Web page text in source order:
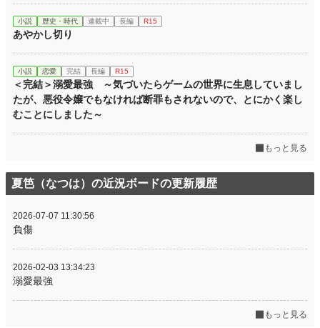
小説 歴史・時代 連載中 長編 R15
あやかし切り
小説 恋愛 完結 長編 R15
＜完結＞溺愛最強 ～気づいたらゲームの世界に生息していまし
たが、悪役令嬢でもなければ断罪もされないので、とにかく楽し
むことにしました～
もっと見る
夏笆（なつは）の近況ボードの更新履歴
2026-07-07 11:30:56
負傷
2026-02-03 13:34:23
溺愛最強
もっと見る